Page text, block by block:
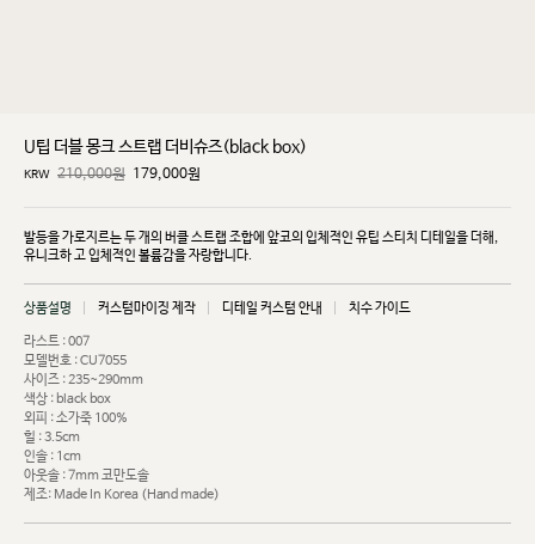
U팁 더블 몽크 스트랩 더비슈즈(black box)
KRW 210,000원 179,000원
발등을 가로지르는 두 개의 버클 스트랩 조합에 앞코의 입체적인 유팁 스티치 디테일을 더해,
유니크하고 입체적인 볼륨감을 자랑합니다.
상품설명 커스텀마이징 제작 디테일 커스텀 안내 치수 가이드
라스트 : 007
모델번호 : CU7055
사이즈 : 235~290mm
색상 : black box
외피 : 소가죽 100%
힐 : 3.5cm
인솔 : 1cm
아웃솔 : 7mm 코만도솔
제조: Made In Korea (Hand made)